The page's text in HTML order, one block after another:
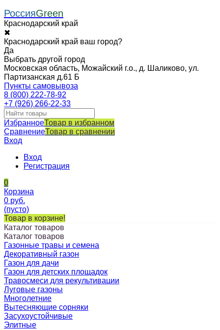
РоссияGreen
Краснодарский край
✖
Краснодарский край ваш город?
Да
Выбрать другой город
Московская область, Можайский г.о., д. Шаликово, ул.
Партизанская д.61 Б
Пункты самовывоза
8 (800) 222-78-92
+7 (926) 266-22-33
ИзбранноеТовар в избранном
СравнениеТовар в сравнении
Вход
Вход
Регистрация
0
Корзина
0 руб.
(пусто)
Товар в корзине!
Каталог товаров
Каталог товаров
Газонные травы и семена
Декоративный газон
Газон для дачи
Газон для детских площадок
Травосмеси для рекультивации
Луговые газоны
Многолетние
Вытесняющие сорняки
Засухоустойчивые
Элитные